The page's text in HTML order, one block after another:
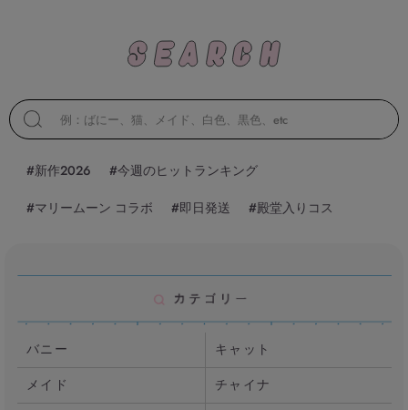
#新作2026 #今週のヒットランキング
#マリームーン コラボ #即日発送 #殿堂入りコス
バニー
キャット
メイド
チャイナ